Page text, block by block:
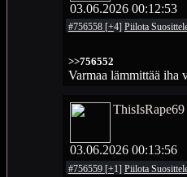
03.06.2026 00:12:53
#756558 [+4] Piilota
>>756552
Varmaa lämmittää iha
ThisIsRape69
03.06.2026 00:13:56
#756559 [+1] Piilota